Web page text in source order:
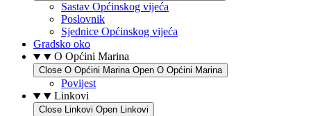
Sastav Općinskog vijeća
Poslovnik
Sjednice Općinskog vijeća
Gradsko oko
O Općini Marina
Close O Općini Marina Open O Općini Marina
Povijest
Linkovi
Close Linkovi Open Linkovi